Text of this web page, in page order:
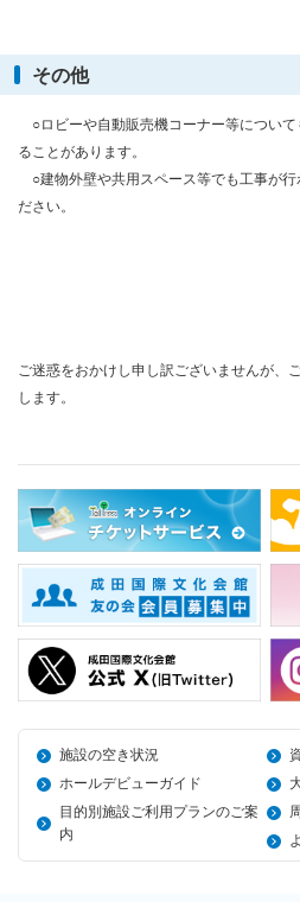
その他
○ロビーや自動販売機コーナー等につい
ることがあります。
○建物外壁や共用スペース等でも工事が行
ださい。
ご迷惑をおかけし申し訳ございませんが、
します。
施設の空き状況
ホールデビューガイド
目的別施設ご利用プランのご案
内